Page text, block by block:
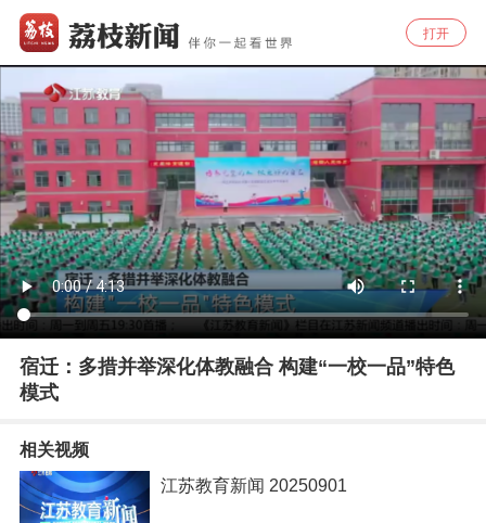
打开
宿迁：多措并举深化体教融合 构建“一校一品”特色
模式
相关视频
江苏教育新闻 20250901